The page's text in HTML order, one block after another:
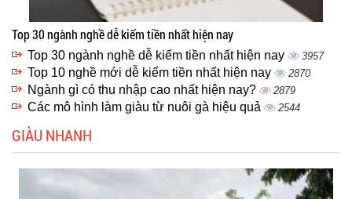
Top 30 ngành nghề dễ kiếm tiền nhất hiện nay
Top 30 ngành nghề dễ kiếm tiền nhất hiện nay 3957
Top 10 nghề mới dễ kiếm tiền nhất hiện nay 2870
Ngành gì có thu nhập cao nhất hiện nay? 2879
Các mô hình làm giàu từ nuôi gà hiệu quả 2544
GIÀU NHANH